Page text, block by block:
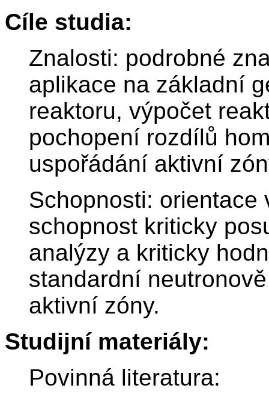
Cíle studia:
Znalosti: podrobné
aplikace na základní
reaktoru, výpočet
pochopení rozdílů
uspořádání aktivní
Schopnosti: orientace
schopnost kriticky
analýzy a kriticky
standardní
aktivní zóny.
Studijní materiály:
Povinná literatura: